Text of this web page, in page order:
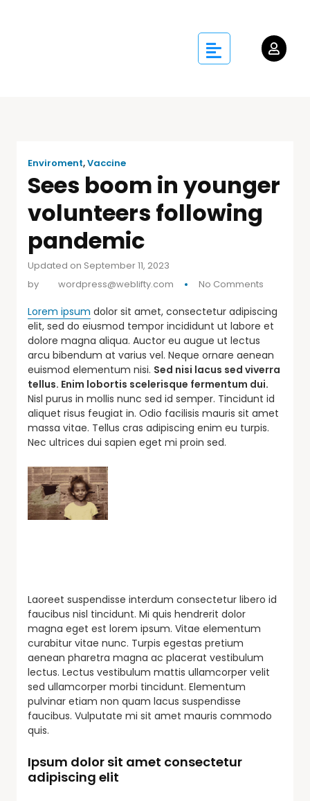
Enviroment,Vaccine
Sees boom in younger
volunteers following
pandemic
Updated on September 11, 2023
by
wordpress@weblifty.com No Comments
Lorem ipsum dolor sit amet, consectetur adipiscing
elit, sed do eiusmod tempor incididunt ut labore et
dolore magna aliqua. Auctor eu augue ut lectus
arcu bibendum at varius vel. Neque ornare aenean
euismod elementum nisi. Sed nisi lacus sed viverra
tellus. Enim lobortis scelerisque fermentum dui.
Nisl purus in mollis nunc sed id semper. Tincidunt id
aliquet risus feugiat in. Odio facilisis mauris sit amet
massa vitae. Tellus cras adipiscing enim eu turpis.
Nec ultrices dui sapien eget mi proin sed.
Laoreet suspendisse interdum consectetur libero id
faucibus nisl tincidunt. Mi quis hendrerit dolor
magna eget est lorem ipsum. Vitae elementum
curabitur vitae nunc. Turpis egestas pretium
aenean pharetra magna ac placerat vestibulum
lectus. Lectus vestibulum mattis ullamcorper velit
sed ullamcorper morbi tincidunt. Elementum
pulvinar etiam non quam lacus suspendisse
faucibus. Vulputate mi sit amet mauris commodo
quis.
Ipsum dolor sit amet consectetur
adipiscing elit